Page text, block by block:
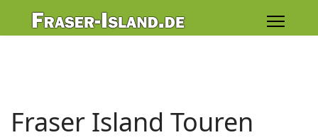
Fraser Island Touren